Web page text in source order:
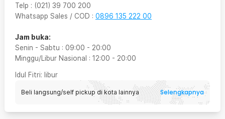
Telp : (021) 39 700 200
Whatsapp Sales / COD : 0896 135 222 00
Jam buka:
Senin - Sabtu : 09:00 - 20:00
Minggu/Libur Nasional : 12:00 - 20:00
Idul Fitri: libur
Beli langsung/self pickup di kota lainnya Selengkapnya